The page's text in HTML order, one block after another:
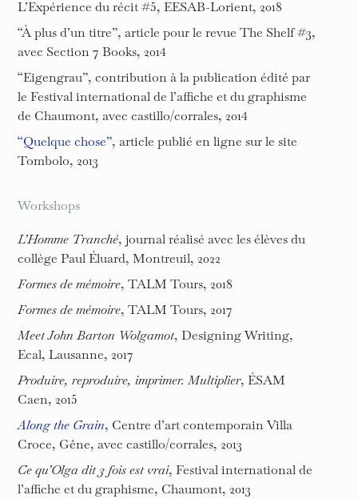
L’Expérience du récit #5, EESAB-Lorient, 2018
“À plus d’un titre”, article pour le revue The Shelf #3,
avec Section 7 Books, 2014
“Eigengrau”, contribution à la publication édité par
le Festival international de l’affiche et du graphisme
de Chaumont, avec castillo/corrales, 2014
“Quelque chose”, article publié en ligne sur le site
Tombolo, 2013
Workshops
L’Homme Tranché, journal réalisé avec les élèves du
collège Paul Éluard, Montreuil, 2022
Formes de mémoire, TALM Tours, 2018
Formes de mémoire, TALM Tours, 2017
Meet John Barton Wolgamot, Designing Writing,
Ecal, Lausanne, 2017
Produire, reproduire, imprimer. Multiplier, ÉSAM
Caen, 2015
Along the Grain, Centre d’art contemporain Villa
Croce, Gêne, avec castillo/corrales, 2013
Ce qu’Olga dit 3 fois est vrai, Festival international de
l’affiche et du graphisme, Chaumont, 2013